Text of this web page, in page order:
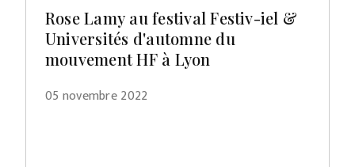
Rose Lamy au festival Festiv-iel &
Universités d'automne du
mouvement HF à Lyon
05 novembre 2022